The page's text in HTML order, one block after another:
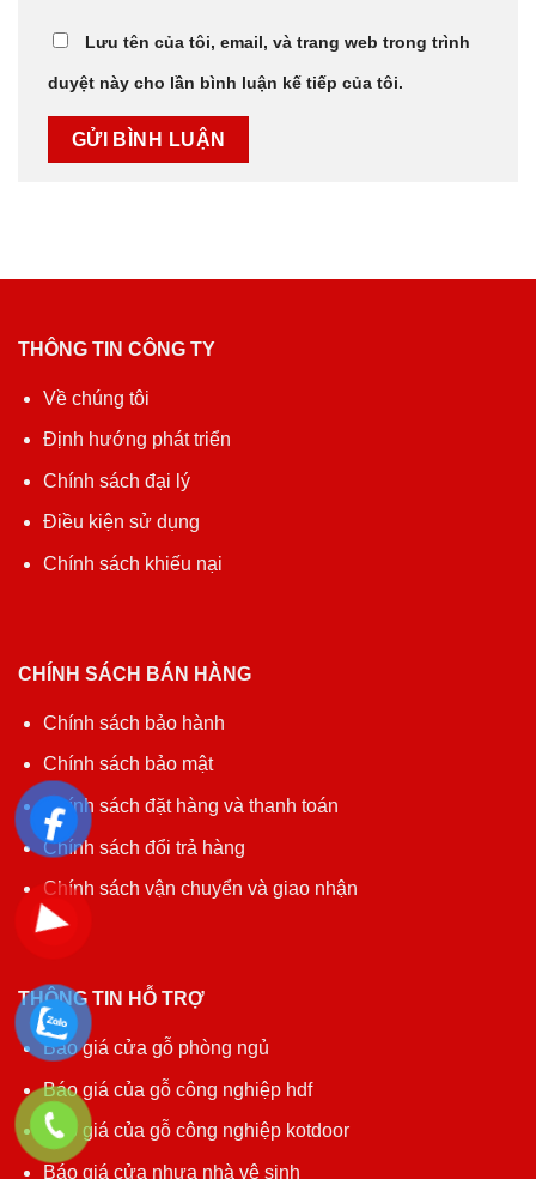
Lưu tên của tôi, email, và trang web trong trình
duyệt này cho lần bình luận kế tiếp của tôi.
THÔNG TIN CÔNG TY
Về chúng tôi
Định hướng phát triển
Chính sách đại lý
Điều kiện sử dụng
Chính sách khiếu nại
CHÍNH SÁCH BÁN HÀNG
Chính sách bảo hành
Chính sách bảo mật
Chính sách đặt hàng và thanh toán
Chính sách đổi trả hàng
Chính sách vận chuyển và giao nhận
THÔNG TIN HỖ TRỢ
Báo giá cửa gỗ phòng ngủ
Báo giá của gỗ công nghiệp hdf
Báo giá của gỗ công nghiệp kotdoor
Báo giá cửa nhựa nhà vệ sinh